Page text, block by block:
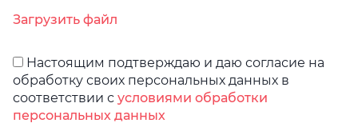
Загрузить файл
Настоящим подтверждаю и даю согласие на
обработку своих персональных данных в
соответствии с условиями обработки
персональных данных